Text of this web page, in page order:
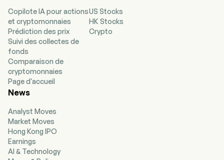
Copilote IA pour actions
et cryptomonnaies
Prédiction des prix
Suivi des collectes de
fonds
Comparaison de
cryptomonnaies
Page d'accueil
US Stocks
HK Stocks
Crypto
News
Analyst Moves
Market Moves
Hong Kong IPO
Earnings
AI & Technology